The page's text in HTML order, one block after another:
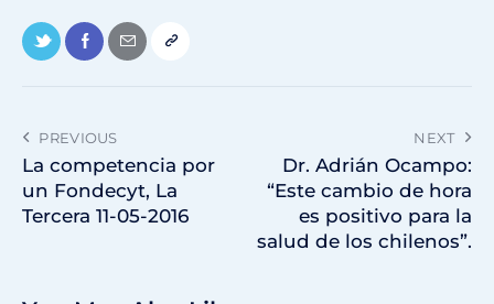
PREVIOUS
La competencia por
un Fondecyt, La
Tercera 11-05-2016
NEXT
Dr. Adrián Ocampo:
“Este cambio de hora
es positivo para la
salud de los chilenos”.